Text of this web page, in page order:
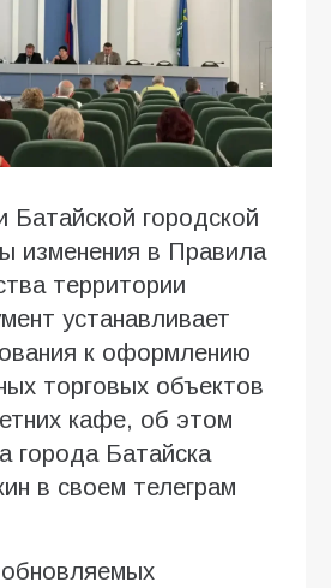
Батайской городской
изменения в Правила
территории
устанавливает
к оформлению
торговых объектов
кафе, об этом
города Батайска
в своем телеграм